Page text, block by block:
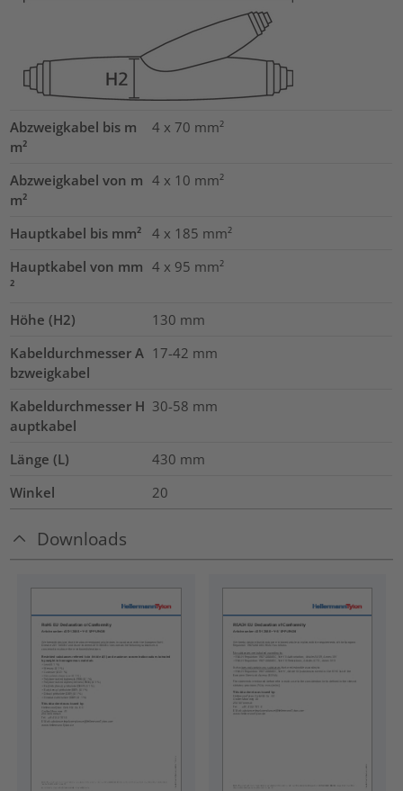
Abzweigkabel bis m
m²
4 x 70 mm²
Abzweigkabel von m
m²
4 x 10 mm²
Hauptkabel bis mm² 4 x 185 mm²
Hauptkabel von mm
²
4 x 95 mm²
Höhe (H2) 130 mm
Kabeldurchmesser A
bzweigkabel
17-42 mm
Kabeldurchmesser H
auptkabel
30-58 mm
Länge (L) 430 mm
Winkel
20
Downloads